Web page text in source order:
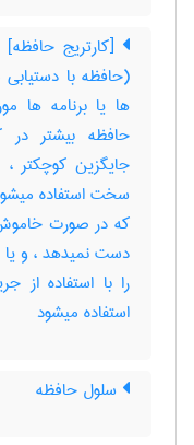
(حافظه با
ها یا برنامه ها
حافظه بیشتر در
جایگزین کوچکتر
که در صورت
را با استفاده از
استفاده میشود
سلول حافظه